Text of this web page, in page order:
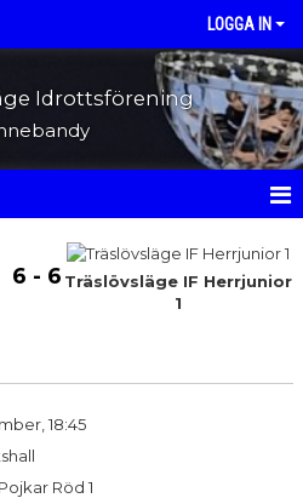
LOGGA IN
Idrottsförening
6 - 6 Träslövsläge IF Herrjunior
1
18:45
Röd 1